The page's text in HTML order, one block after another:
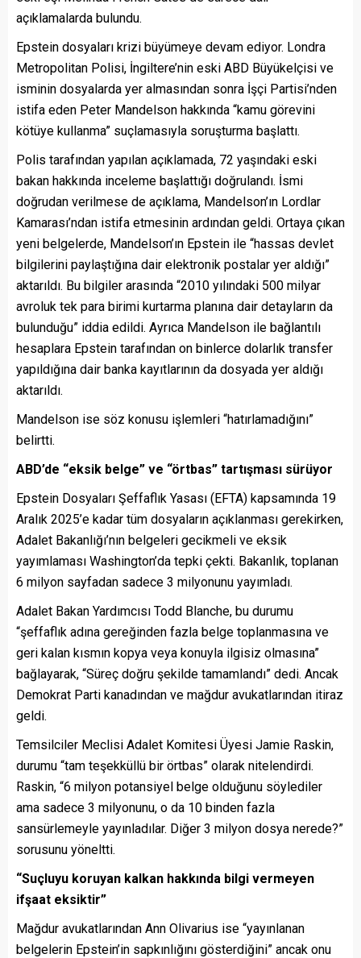
açıklamalarda bulundu.
Epstein dosyaları krizi büyümeye devam ediyor. Londra
Metropolitan Polisi, İngiltere’nin eski ABD Büyükelçisi ve
isminin dosyalarda yer almasından sonra İşçi Partisi’nden
istifa eden Peter Mandelson hakkında “kamu görevini
kötüye kullanma” suçlamasıyla soruşturma başlattı.
Polis tarafından yapılan açıklamada, 72 yaşındaki eski
bakan hakkında inceleme başlattığı doğrulandı. İsmi
doğrudan verilmese de açıklama, Mandelson’ın Lordlar
Kamarası’ndan istifa etmesinin ardından geldi. Ortaya çıkan
yeni belgelerde, Mandelson’ın Epstein ile “hassas devlet
bilgilerini paylaştığına dair elektronik postalar yer aldığı”
aktarıldı. Bu bilgiler arasında “2010 yılındaki 500 milyar
avroluk tek para birimi kurtarma planına dair detayların da
bulunduğu” iddia edildi. Ayrıca Mandelson ile bağlantılı
hesaplara Epstein tarafından on binlerce dolarlık transfer
yapıldığına dair banka kayıtlarının da dosyada yer aldığı
aktarıldı.
Mandelson ise söz konusu işlemleri “hatırlamadığını”
belirtti.
ABD’de “eksik belge” ve “örtbas” tartışması sürüyor
Epstein Dosyaları Şeffaflık Yasası (EFTA) kapsamında 19
Aralık 2025’e kadar tüm dosyaların açıklanması gerekirken,
Adalet Bakanlığı’nın belgeleri gecikmeli ve eksik
yayımlaması Washington’da tepki çekti. Bakanlık, toplanan
6 milyon sayfadan sadece 3 milyonunu yayımladı.
Adalet Bakan Yardımcısı Todd Blanche, bu durumu
“şeffaflık adına gereğinden fazla belge toplanmasına ve
geri kalan kısmın kopya veya konuyla ilgisiz olmasına”
bağlayarak, “Süreç doğru şekilde tamamlandı” dedi. Ancak
Demokrat Parti kanadından ve mağdur avukatlarından itiraz
geldi.
Temsilciler Meclisi Adalet Komitesi Üyesi Jamie Raskin,
durumu “tam teşekküllü bir örtbas” olarak nitelendirdi.
Raskin, “6 milyon potansiyel belge olduğunu söylediler
ama sadece 3 milyonunu, o da 10 binden fazla
sansürlemeyle yayınladılar. Diğer 3 milyon dosya nerede?”
sorusunu yöneltti.
“Suçluyu koruyan kalkan hakkında bilgi vermeyen
ifşaat eksiktir”
Mağdur avukatlarından Ann Olivarius ise “yayınlanan
belgelerin Epstein’in sapkınlığını gösterdiğini” ancak onu